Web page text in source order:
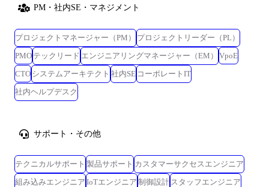
PM・社内SE・マネジメント
プロジェクトマネージャー（PM）
プロジェクトリーダー（PL）
PMO テックリード エンジニアリングマネージャー（EM）
VpoE
CTO システムアーキテクト 社内SE コーポレートIT
社内ヘルプデスク
サポート・その他
テクニカルサポート 製品サポート カスタマーサクセスエンジニア
組み込みエンジニア IoTエンジニア 制御設計 スタッフエンジニア